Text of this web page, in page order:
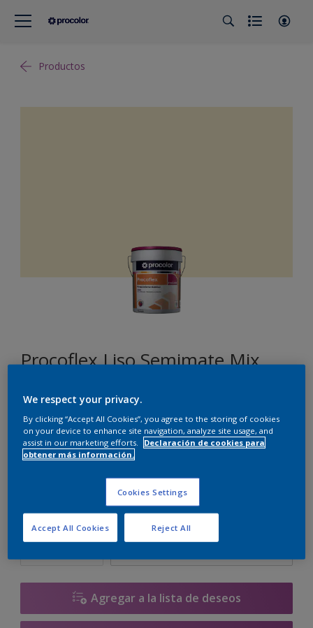
Productos
Procoflex Liso Semimate Mix
G3.10.86
Cambiar de color
Tamaño
Cantidad Calculadora de pintura
Agregar a la lista de deseos
We respect your privacy.
By clicking “Accept All Cookies”, you agree to the storing of cookies
on your device to enhance site navigation, analyze site usage, and
assist in our marketing efforts.
Declaración de cookies para
obtener más información.
Cookies Settings
Reject All
Accept All Cookies